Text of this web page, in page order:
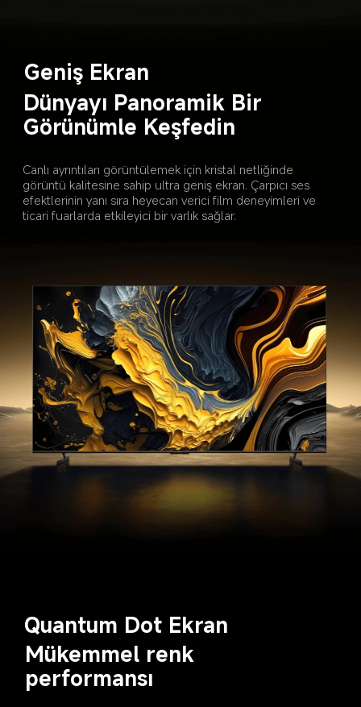
Geniş Ekran
Dünyayı Panoramik Bir
Görünümle Keşfedin
Canlı ayrıntıları görüntülemek için kristal netliğinde
görüntü kalitesine sahip ultra geniş ekran. Çarpıcı ses
efektlerinin yanı sıra heyecan verici film deneyimleri ve
ticari fuarlarda etkileyici bir varlık sağlar.
Quantum Dot Ekran
Mükemmel renk
performansı